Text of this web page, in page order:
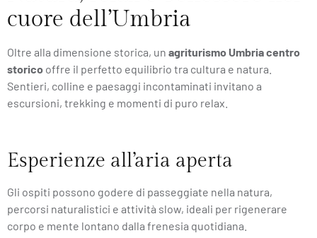
cuore dell’Umbria
Oltre alla dimensione storica, un agriturismo Umbria centro
storico offre il perfetto equilibrio tra cultura e natura.
Sentieri, colline e paesaggi incontaminati invitano a
escursioni, trekking e momenti di puro relax.
Esperienze all’aria aperta
Gli ospiti possono godere di passeggiate nella natura,
percorsi naturalistici e attività slow, ideali per rigenerare
corpo e mente lontano dalla frenesia quotidiana.